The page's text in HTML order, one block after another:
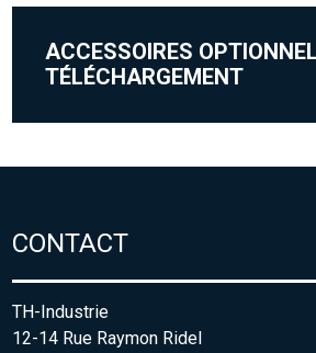
ACCESSOIRES
TÉLÉCHARGEMENT
CONTACT
TH-Industrie
12-14 Rue Raymon Ridel